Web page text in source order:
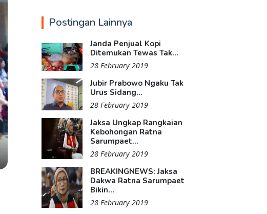
Postingan Lainnya
Janda Penjual Kopi
Ditemukan Tewas Tak...
28 February 2019
Jubir Prabowo Ngaku Tak
Urus Sidang...
28 February 2019
Jaksa Ungkap Rangkaian
Kebohongan Ratna
Sarumpaet...
28 February 2019
BREAKINGNEWS: Jaksa
Dakwa Ratna Sarumpaet
Bikin...
28 February 2019